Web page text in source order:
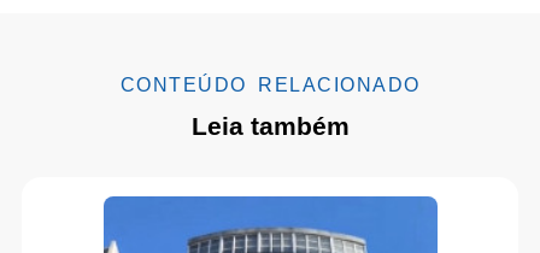
CONTEÚDO RELACIONADO
Leia também